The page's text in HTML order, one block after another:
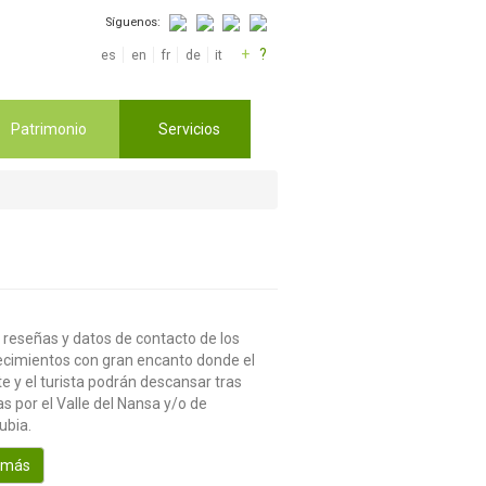
Síguenos:
es en fr de it + ?
Patrimonio Servicios
reseñas y datos de contacto de los
con gran encanto donde el
y el turista podrán descansar tras
por el Valle del Nansa y/o de